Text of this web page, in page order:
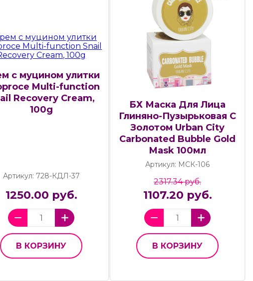
с муцином улитки
Multi-function
Recovery Cream,
100g
Артикул: 728-КДЛ-37
1250.00 руб.
В КОРЗИНУ
БХ Маска Для Лица
Глиняно-Пузырьковая С
Золотом Urban City
Carbonated Bubble Gold
Mask 100мл
Артикул: МСК-106
2317.34 руб.
1107.20 руб.
В КОРЗИНУ